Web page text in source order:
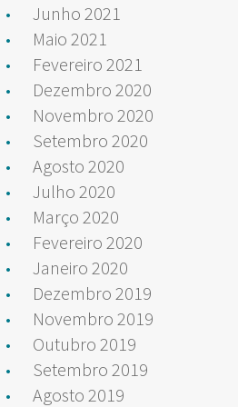
Junho 2021
Maio 2021
Fevereiro 2021
Dezembro 2020
Novembro 2020
Setembro 2020
Agosto 2020
Julho 2020
Março 2020
Fevereiro 2020
Janeiro 2020
Dezembro 2019
Novembro 2019
Outubro 2019
Setembro 2019
Agosto 2019